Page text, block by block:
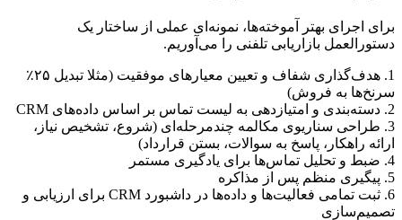
برای اجرای بهتر آموخته‌ها، نمونه‌ای عملی از ساختار یک
دستورالعمل بازاریابی تلفنی را می‌آوریم.
1. هدف‌گذاری شفاف و تعیین معیارهای موفقیت (مثلا تبدیل ۲۵٪
سرنخ‌ها به فروش)
2. دسته‌بندی و امتیازدهی به لیست تماس بر اساس داده‌های CRM
3. طراحی سناریوی مکالمه چندمرحله‌ای (شروع، تشخیص نیاز،
ارائه راهکار، پاسخ به سوالات، بستن قرارداد)
4. ضبط و تحلیل تماس‌ها برای یادگیری مستمر
5. پیگیری منظم پس از مذاکره
6. ثبت تمامی فعالیت‌ها و داده‌ها در داشبورد CRM برای ارزیابی و
تصمیم‌سازی